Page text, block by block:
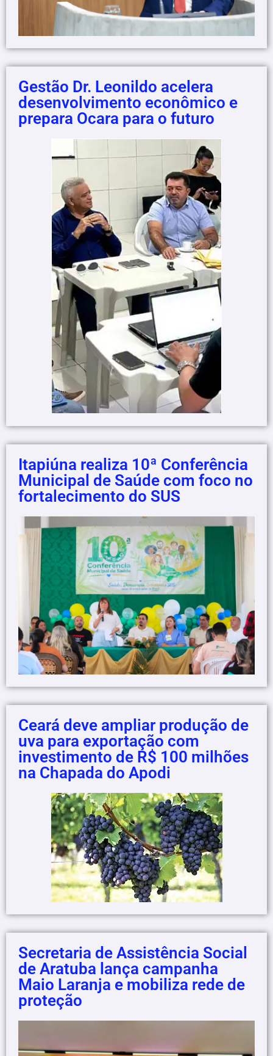
Gestão Dr. Leonildo acelera
desenvolvimento econômico e
prepara Ocara para o futuro
Itapiúna realiza 10ª Conferência
Municipal de Saúde com foco no
fortalecimento do SUS
Ceará deve ampliar produção de
uva para exportação com
investimento de R$ 100 milhões
na Chapada do Apodi
Secretaria de Assistência Social
de Aratuba lança campanha
Maio Laranja e mobiliza rede de
proteção